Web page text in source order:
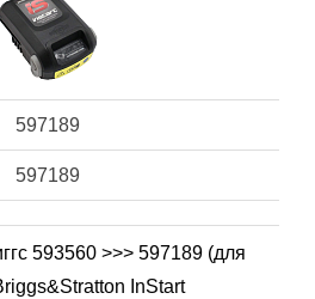
597189
597189
593560 >>> 597189 (для
InStart